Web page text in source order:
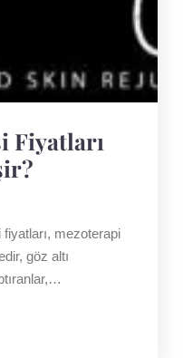
Fiyatları
mezoterapi
göz altı